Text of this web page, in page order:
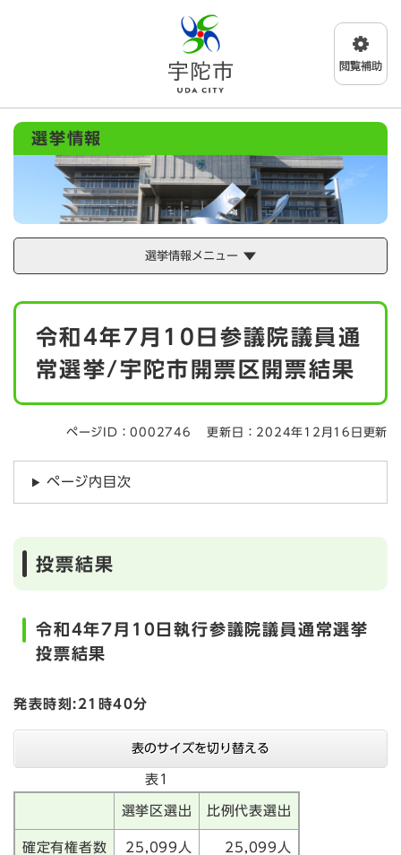
メニューを飛ばして本文へ
選挙情報
選挙情報メニュー
本
令和4年7月10日参議院議員通
常選挙/宇陀市開票区開票結果
ページID：0002746 更新日：2024年12月16日更新
ページ内目次
投票結果
令和4年7月10日執行参議院議員通常選挙
投票結果
発表時刻:21時40分
表のサイズを切り替える
表1
選挙区選出 比例代表選出
確定有権者数 25,099人 25,099人